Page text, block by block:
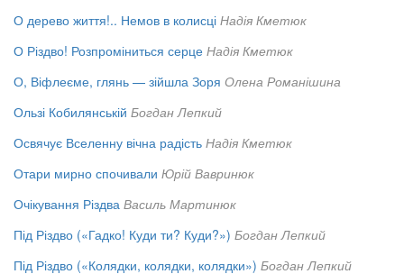
О дерево життя!.. Немов в колисці Надія Кметюк
О Різдво! Розпроміниться серце Надія Кметюк
О, Віфлеєме, глянь — зійшла Зоря Олена Романішина
Ользі Кобилянській Богдан Лепкий
Освячує Вселенну вічна радість Надія Кметюк
Отари мирно спочивали Юрій Вавринюк
Очікування Різдва Василь Мартинюк
Під Різдво («Гадко! Куди ти? Куди?») Богдан Лепкий
Під Різдво («Колядки, колядки, колядки») Богдан Лепкий